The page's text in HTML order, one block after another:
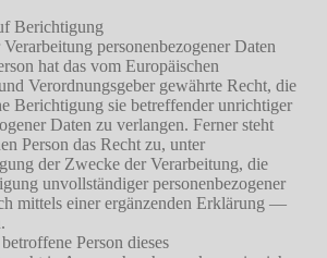
Berichtigung
personenbezogener Daten
hat das vom Europäischen
Verordnungsgeber gewährte Recht, die
Berichtigung sie betreffender unrichtiger
Daten zu verlangen. Ferner steht
Person das Recht zu, unter
der Zwecke der Verarbeitung, die
unvollständiger personenbezogener
mittels einer ergänzenden Erklärung —
Person dieses